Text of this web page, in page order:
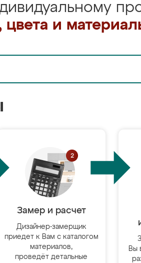
и
Замер и расчет
Дизайнер-замерщик
приедет к Вам с каталогом
материалов,
проведёт детальные
Вы